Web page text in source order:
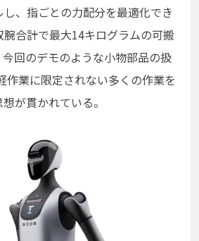
、指ごとの力配分を最適化でき
合計で最大14キログラムの可搬
回のデモのような小物部品の扱
作業に限定されない多くの作業を
が貫かれている。